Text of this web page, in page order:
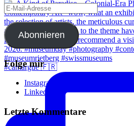
#camargue 🇫🇷
E-
Mail-
Adresse
Abonnieren
Folge mir
Instagram
Linkedin
Letzte Kommentare